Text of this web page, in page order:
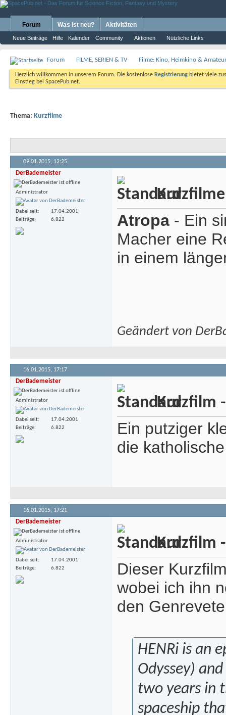
Forum
Neue Beiträge Hilfe Kalender Community Aktionen Nützliche Links
Was ist neu? Aktivitäten
Forum FILME, SERIEN & TV Filme: Kino, Heimkino &
Herzlich willkommen in unserem Forum. Die kostenlose Registrierung bietet viele
Einstieg bei SpacePub.net.
Thema: Kurzfilme
09.01.2015, 12:25
DerBademeister
Administrator
Dabei seit
17.04.2001
Beiträge
6.822
Kurzfilme
Atropa - Ein
Macher eine
in einem
Geändert von
16.01.2015, 17:17
DerBademeister
Administrator
Dabei seit
17.04.2001
Beiträge
6.822
Kurzfilm
Ein putziger
die
16.01.2015, 17:21
DerBademeister
Administrator
Dabei seit
17.04.2001
Beiträge
6.822
Kurzfilm -
Dieser
wobei ich ihn
den
HENRi is an
Odyssey)
two years in
spaceship